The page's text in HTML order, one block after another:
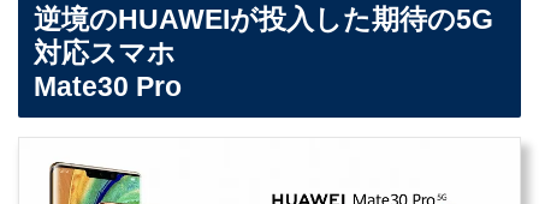
逆境のHUAWEIが投入した期待の5G
対応スマホ
Mate30 Pro